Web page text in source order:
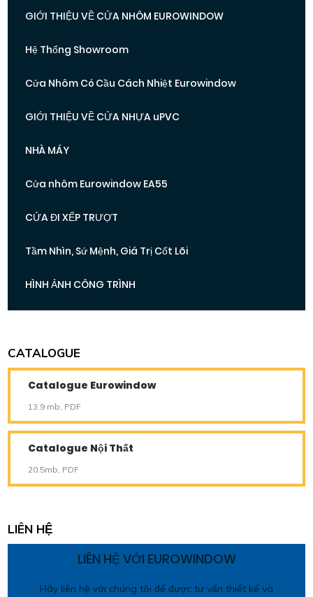
GIỚI THIỆU VỀ CỬA NHÔM EUROWINDOW
Hệ Thống Showroom
Cửa Nhôm Có Cầu Cách Nhiệt Eurowindow
GIỚI THIỆU VỀ CỬA NHỰA uPVC
NHÀ MÁY
Cửa nhôm Eurowindow EA55
CỬA ĐI XẾP TRƯỢT
Tầm Nhìn, Sứ Mệnh, Giá Trị Cốt Lõi
HÌNH ẢNH CÔNG TRÌNH
CATALOGUE
Catalogue Eurowindow
13.9 mb, PDF
Catalogue Nội Thất
20.5mb, PDF
LIÊN HỆ
LIÊN HỆ VỚI EUROWINDOW
Hãy liên hệ với chúng tôi để được tư vấn thiết kế và